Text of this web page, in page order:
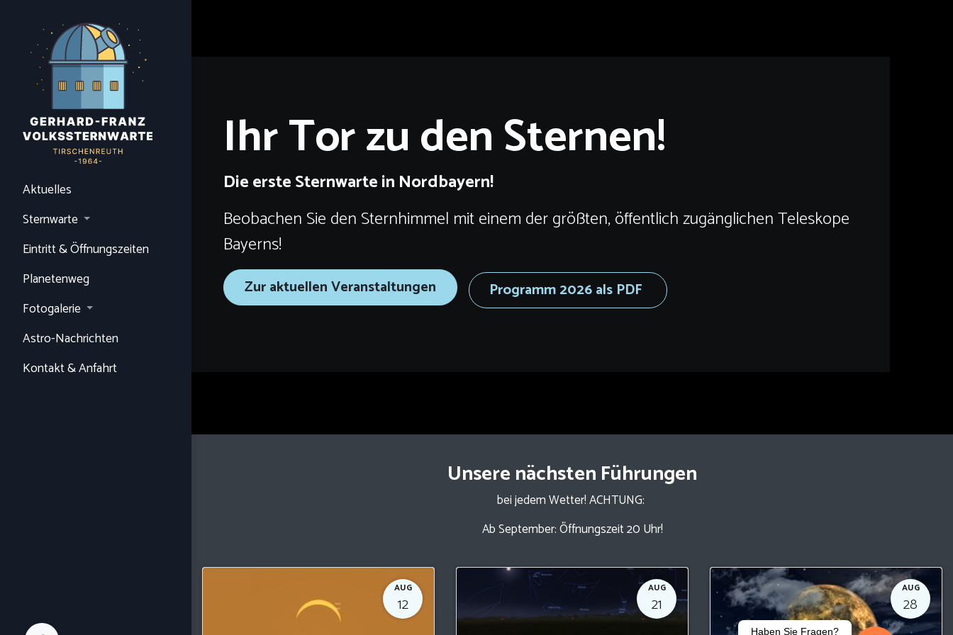
Aktuelles
Sternwarte
Eintritt & Öffnungszeiten
Planetenweg
Fotogalerie
Astro-Nachrichten
Kontakt & Anfahrt
Ihr Tor zu den Sternen!
Die erste Sternwarte in Nordbayern!
Beobachen Sie den Sternhimmel mit einem der größten, öffentlich zugänglichen Teleskope
Bayerns!
Zur aktuellen Veranstaltungen Programm 2026 als PDF
Unsere nächsten Führungen
bei jedem Wetter! ACHTUNG:
Ab September: Öffnungszeit 20 Uhr!
AUG
12
AUG
21
AUG
28
Haben Sie Fragen?